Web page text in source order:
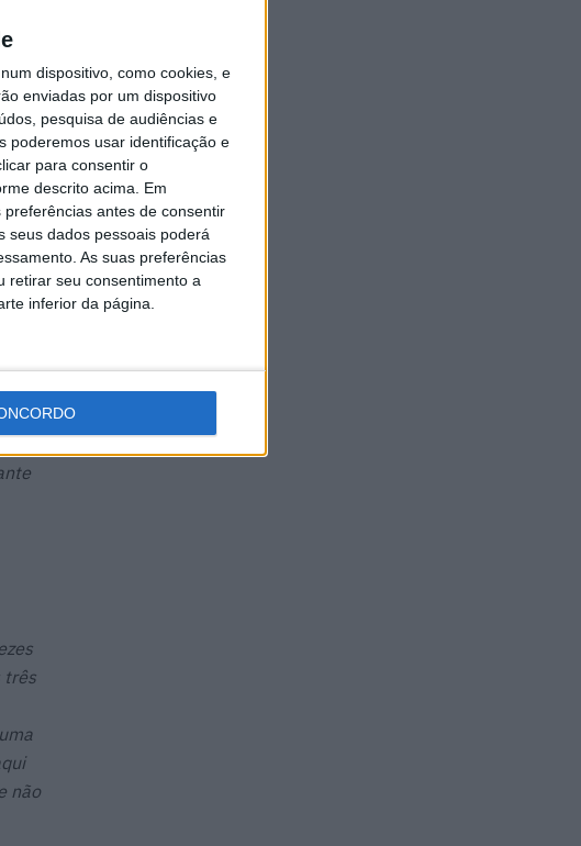
dispositivo, como cookies, e
enviadas por um dispositivo
pesquisa de audiências e
poderemos usar identificação e
para consentir o
descrito acima. Em
antes de consentir
seus dados pessoais poderá
As suas preferências
retirar seu consentimento a
inferior da página.
e
e
três
não